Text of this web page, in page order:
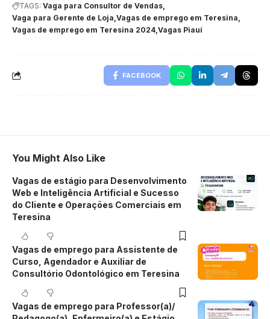
TAGS: Vaga para Consultor de Vendas
Vaga para Gerente de Loja Vagas de emprego em Teresina
Vagas de emprego em Teresina 2024 Vagas Piauí
FACEBOOK
You Might Also Like
Vagas de estágio para Desenvolvimento
Web e Inteligência Artificial e Sucesso
do Cliente e Operações Comerciais em
Teresina
Vagas de emprego para Assistente de
Curso, Agendador e Auxiliar de
Consultório Odontológico em Teresina
Vagas de emprego para Professor(a)/